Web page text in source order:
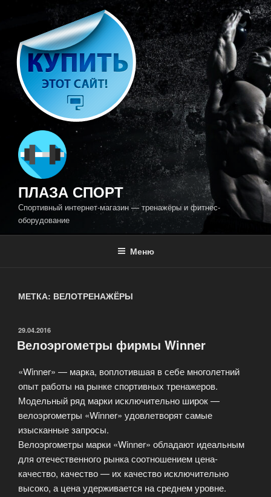
содержимому
ПЛАЗА СПОРТ
Спортивный интернет-магазин — тренажёры и фитнес-
оборудование
Меню
МЕТКА: ВЕЛОТРЕНАЖЁРЫ
ОПУБЛИКОВАНО
29.04.2016
Велоэргометры фирмы Winner
«Winner» — марка, воплотившая в себе многолетний
опыт работы на рынке спортивных тренажеров.
Модельный ряд марки исключительно широк —
велоэргометры «Winner» удовлетворят самые
изысканные запросы.
Велоэргометры марки «Winner» обладают идеальным
для отечественного рынка соотношением цена-
качество, качество — их качество исключительно
высоко, а цена удерживается на среднем уровне.